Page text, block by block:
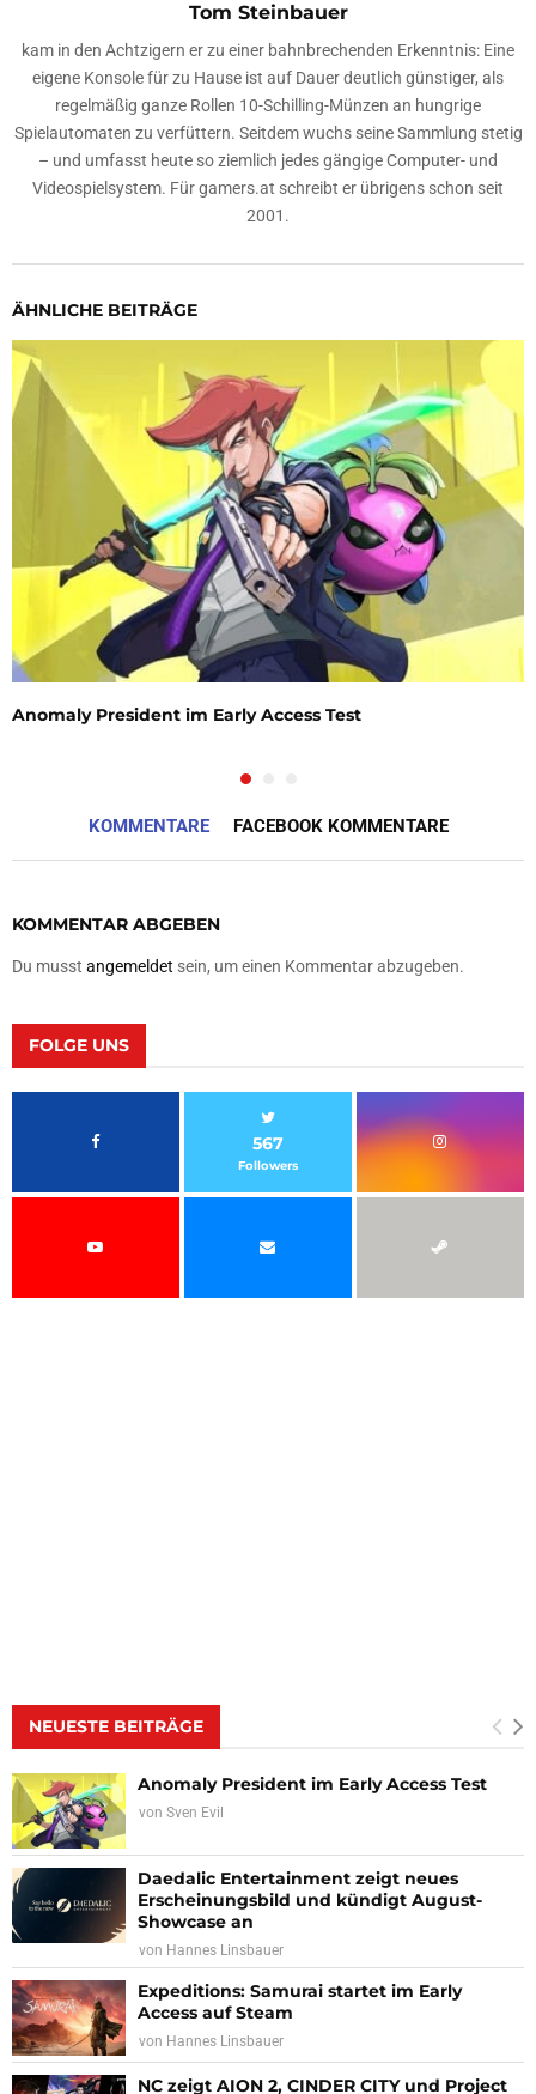
Tom Steinbauer
kam in den Achtzigern er zu einer bahnbrechenden Erkenntnis: Eine
eigene Konsole für zu Hause ist auf Dauer deutlich günstiger, als
regelmäßig ganze Rollen 10-Schilling-Münzen an hungrige
Spielautomaten zu verfüttern. Seitdem wuchs seine Sammlung stetig
– und umfasst heute so ziemlich jedes gängige Computer- und
Videospielsystem. Für gamers.at schreibt er übrigens schon seit
2001.
ÄHNLICHE BEITRÄGE
Anomaly President im Early Access Test
KOMMENTARE FACEBOOK KOMMENTARE
KOMMENTAR ABGEBEN
Du musst angemeldet sein, um einen Kommentar abzugeben.
FOLGE UNS
567
Followers
NEUESTE BEITRÄGE
Anomaly President im Early Access Test
von Sven Evil
Daedalic Entertainment zeigt neues
Erscheinungsbild und kündigt August-
Showcase an
von Hannes Linsbauer
Expeditions: Samurai startet im Early
Access auf Steam
von Hannes Linsbauer
NC zeigt AION 2, CINDER CITY und Project